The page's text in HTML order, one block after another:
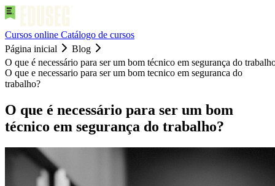
Cursos online Catálogo de cursos
Página inicial
Blog
O que é necessário para ser um bom técnico em segurança do
O que e necessario para ser um bom tecnico em seguranca do
trabalho?
O que é necessário para ser um bom
técnico em segurança do trabalho?